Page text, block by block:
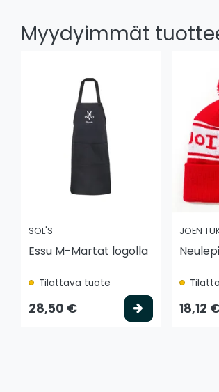
Myydyimmät
SOL'S
Essu M-Martat logolla
Tilattava tuote
28,50 € Valitse
JOEN
18,12